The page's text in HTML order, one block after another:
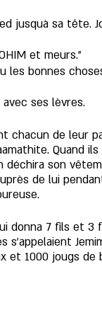
jusquà sa tête.
et meurs."
les bonnes
ses lèvres.
chacun de leur
Quand
déchira son
de lui
donna 7 fils et 3
et 1000 jougs